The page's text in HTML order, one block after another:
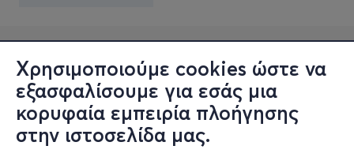
Χρησιμοποιούμε cookies ώστε να
εξασφαλίσουμε για εσάς μια
κορυφαία εμπειρία πλοήγησης
στην ιστοσελίδα μας.